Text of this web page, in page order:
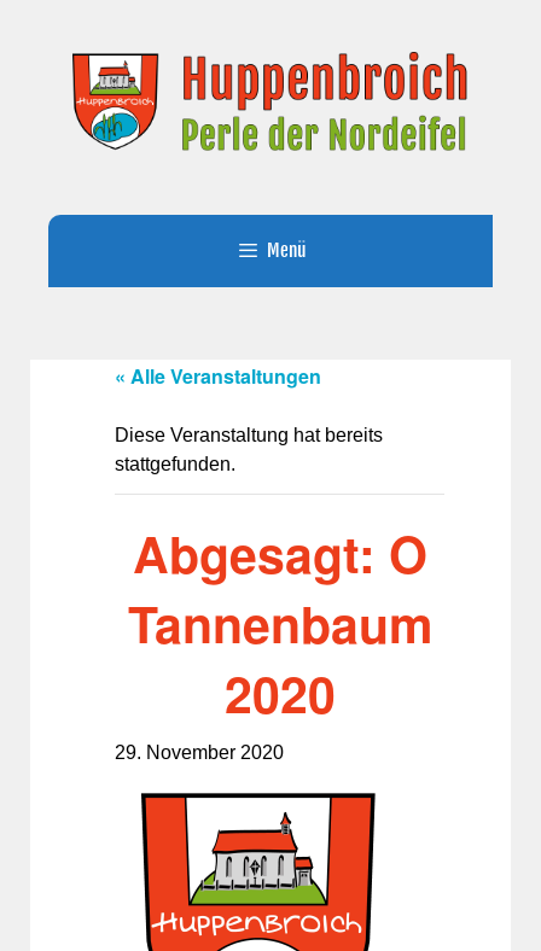
springen
Menü
« Alle Veranstaltungen
Diese Veranstaltung hat bereits
stattgefunden.
Abgesagt: O
Tannenbaum
2020
29. November 2020